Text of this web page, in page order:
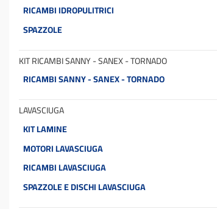
RICAMBI IDROPULITRICI
SPAZZOLE
KIT RICAMBI SANNY - SANEX - TORNADO
RICAMBI SANNY - SANEX - TORNADO
LAVASCIUGA
KIT LAMINE
MOTORI LAVASCIUGA
RICAMBI LAVASCIUGA
SPAZZOLE E DISCHI LAVASCIUGA